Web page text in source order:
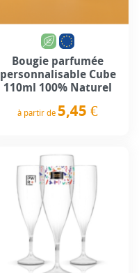
Bougie parfumée
personnalisable Cube
110ml 100% Naturel
à partir de 5,45 €